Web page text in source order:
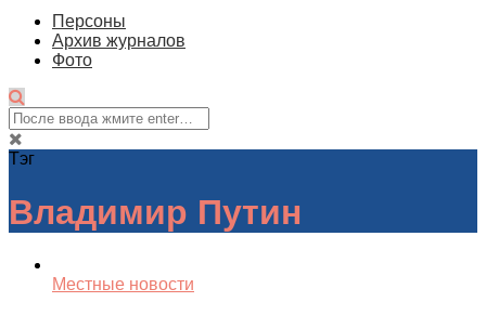
Персоны
Архив журналов
Фото
Тэг
Владимир Путин
Местные новости